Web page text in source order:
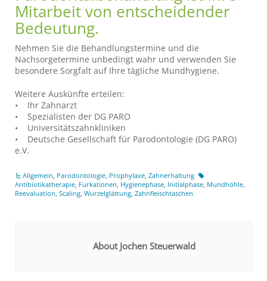
Mitarbeit von entscheidender
Bedeutung.
Nehmen Sie die Behandlungstermine und die
Nachsorgetermine unbedingt wahr und verwenden Sie
besondere Sorgfalt auf Ihre tägliche Mundhygiene.
Weitere Auskünfte erteilen:
• Ihr Zahnarzt
• Spezialisten der DG PARO
• Universitätszahnkliniken
• Deutsche Gesellschaft für Parodontologie (DG PARO)
e.V.
Allgemein, Parodontologie, Prophylaxe,Zahnerhaltung
Antibiotikatherapie, Furkationen, Hygienephase, Initialphase, Mundhöhle,
Reevaluation, Scaling, Wurzelglättung, Zahnfleischtaschen
About Jochen Steuerwald